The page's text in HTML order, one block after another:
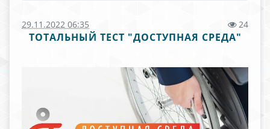
29.11.2022 06:35 24
ТОТАЛЬНЫЙ ТЕСТ "ДОСТУПНАЯ СРЕДА"